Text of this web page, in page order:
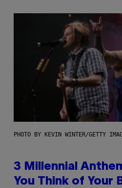
PHOTO BY KEVIN WINTER/GETTY
3 Millennial
You Think of Your